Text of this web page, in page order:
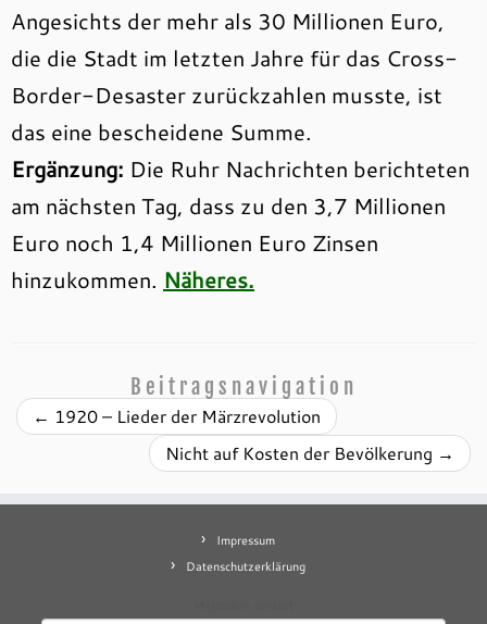
Angesichts der mehr als 30 Millionen Euro,
die die Stadt im letzten Jahre für das Cross-
Border-Desaster zurückzahlen musste, ist
das eine bescheidene Summe.
Ergänzung: Die Ruhr Nachrichten berichteten
am nächsten Tag, dass zu den 3,7 Millionen
Euro noch 1,4 Millionen Euro Zinsen
hinzukommen. Näheres.
Beitragsnavigation
← 1920 – Lieder der Märzrevolution
Nicht auf Kosten der Bevölkerung →
Impressum
Datenschutzerklärung